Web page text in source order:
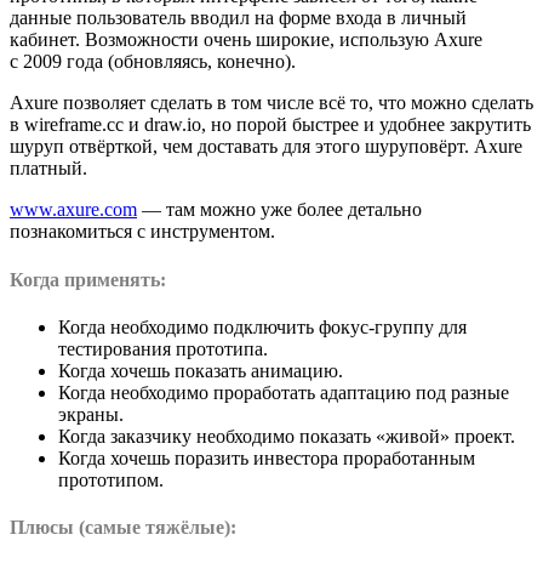
данные пользователь вводил на форме входа в личный
кабинет. Возможности очень широкие, использую Axure
с 2009 года (обновляясь, конечно).
Axure позволяет сделать в том числе всё то, что можно сделать
в wireframe.cc и draw.io, но порой быстрее и удобнее закрутить
шуруп отвёрткой, чем доставать для этого шуруповёрт. Axure
платный.
www.axure.com — там можно уже более детально
познакомиться с инструментом.
Когда применять:
Когда необходимо подключить фокус-группу для
тестирования прототипа.
Когда хочешь показать анимацию.
Когда необходимо проработать адаптацию под разные
экраны.
Когда заказчику необходимо показать «живой» проект.
Когда хочешь поразить инвестора проработанным
прототипом.
Плюсы (самые тяжёлые):